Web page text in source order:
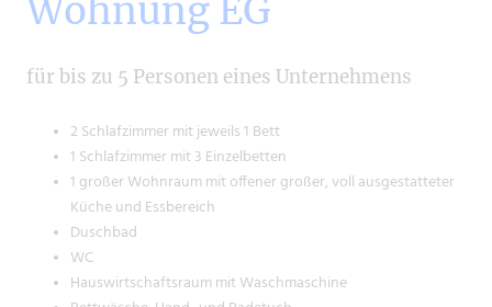
Wohnung EG
für bis zu 5 Personen eines Unternehmens
2 Schlafzimmer mit jeweils 1 Bett
1 Schlafzimmer mit 3 Einzelbetten
1 großer Wohnraum mit offener großer, voll ausgestatteter
Küche und Essbereich
Duschbad
WC
Hauswirtschaftsraum mit Waschmaschine